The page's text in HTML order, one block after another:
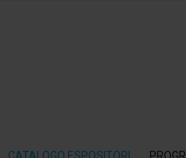
CATALOGO ESPOSITORI